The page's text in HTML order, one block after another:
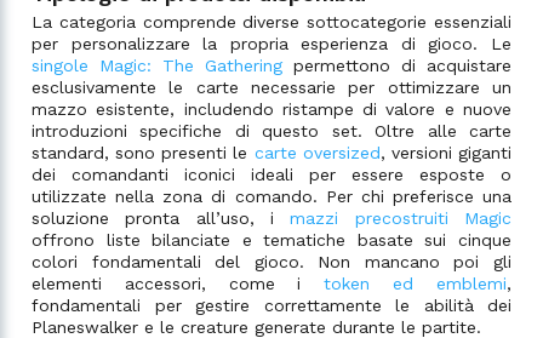
La categoria comprende diverse sottocategorie essenziali
per personalizzare la propria esperienza di gioco. Le
singole Magic: The Gathering permettono di acquistare
esclusivamente le carte necessarie per ottimizzare un
mazzo esistente, includendo ristampe di valore e nuove
introduzioni specifiche di questo set. Oltre alle carte
standard, sono presenti le carte oversized, versioni giganti
dei comandanti iconici ideali per essere esposte o
utilizzate nella zona di comando. Per chi preferisce una
soluzione pronta all’uso, imazzi precostruiti Magic
offrono liste bilanciate e tematiche basate sui cinque
colori fondamentali del gioco. Non mancano poi gli
elementi accessori, come itoken ed emblemi,
fondamentali per gestire correttamente le abilità dei
Planeswalker e le creature generate durante le partite.